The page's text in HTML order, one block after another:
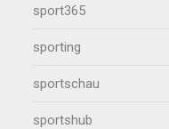
sport365
sporting
sportschau
sportshub